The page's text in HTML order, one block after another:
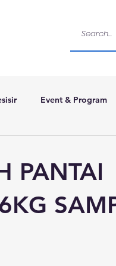
Event & Program
PANTAI